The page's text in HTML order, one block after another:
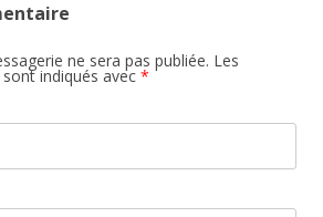
ne sera pas publiée. Les
indiqués avec *